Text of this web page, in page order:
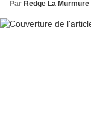
Par Redge La Murmure